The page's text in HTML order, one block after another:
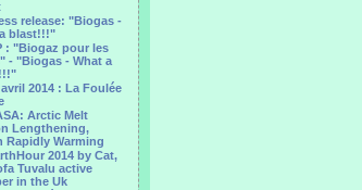
release: "Biogas -
blast!!!"
: "Biogaz pour les
- "Biogas - What a
avril 2014 : La Foulée
Arctic Melt
Lengthening,
Rapidly Warming
2014 by Cat,
Tuvalu active
in the Uk